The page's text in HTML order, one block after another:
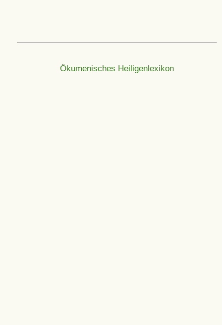
Ökumenisches Heiligenlexikon